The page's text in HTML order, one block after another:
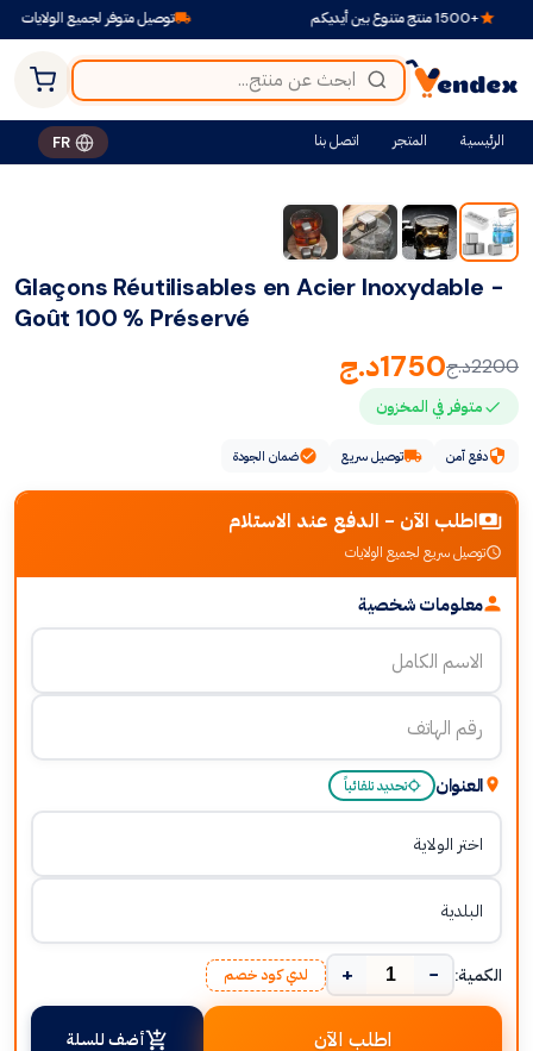
توصيل متوفر لجميع الولايات
الرئيسية المتجر اتصل بنا FR
-20%
Glaçons Réutilisables en Acier Inoxydable -
Goût 100 % Préservé
2200د.ج1750د.ج
متوفر في المخزون
دفع آمن توصيل سريع ضمان الجودة
اطلب الآن - الدفع عند الاستلام
توصيل سريع لجميع الولايات
معلومات شخصية
العنوان تحديد تلقائياً
الكمية: −
+ لدي كود خصم
اطلب الآن أضف للسلة